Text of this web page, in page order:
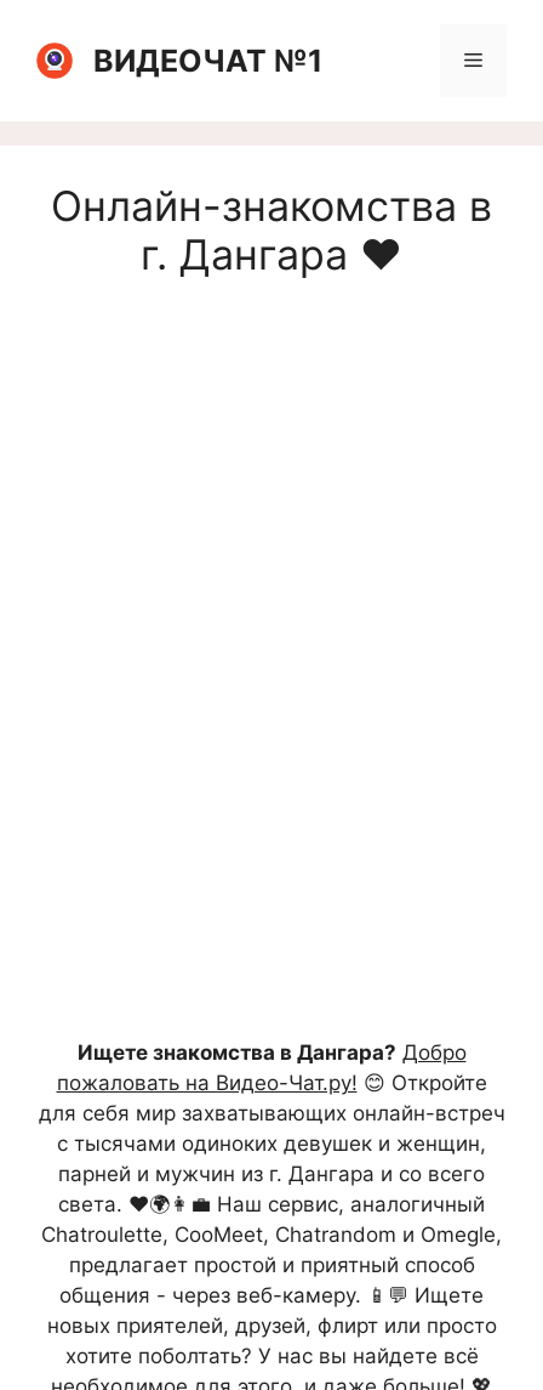
содержимомуВИДЕОЧАТ №1 Меню
Онлайн-знакомства в
г. Дангара ❤️
Ищете знакомства в Дангара? Добро
пожаловать на Видео-Чат.ру! 😊 Откройте
для себя мир захватывающих онлайн-встреч
с тысячами одиноких девушек и женщин,
парней и мужчин из г. Дангара и со всего
света. ❤️🌍👩‍💼 Наш сервис, аналогичный
Chatroulette, CooMeet, Chatrandom и Omegle,
предлагает простой и приятный способ
общения - через веб-камеру. 📱💬 Ищете
новых приятелей, друзей, флирт или просто
хотите поболтать? У нас вы найдете всё